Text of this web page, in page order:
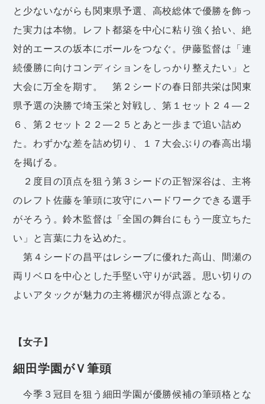
と少ないながらも関東県予選、高校総体で優勝を飾っ
た実力は本物。レフト都築を中心に粘り強く拾い、絶
対的エースの坂本にボールをつなぐ。伊藤監督は「連
続優勝に向けコンディションをしっかり整えたい」と
大会に万全を期す。 第２シードの春日部共栄は関東
県予選の決勝で埼玉栄と対戦し、第１セット２４―２
６、第２セット２２―２５とあと一歩まで追い詰め
た。わずかな差を詰め切り、１７大会ぶりの春高出場
を掲げる。
２度目の頂点を狙う第３シードの正智深谷は、主将
のレフト佐藤を筆頭に攻守にハードワークできる選手
がそろう。鈴木監督は「全国の舞台にもう一度立ちた
い」と言葉に力を込めた。
第４シードの昌平はレシーブに優れた高山、間瀬の
両リベロを中心とした手堅い守りが武器。思い切りの
よいアタックが魅力の主将棚沢が得点源となる。
【女子】
細田学園がＶ筆頭
今季３冠目を狙う細田学園が優勝候補の筆頭格とな